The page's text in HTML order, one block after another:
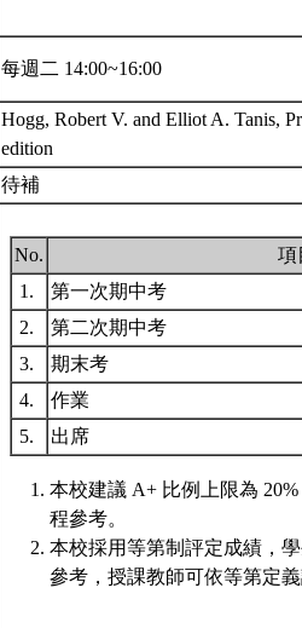
每週二 14:00~16:00
Hogg, Robert V. and Elliot A. Tanis,
edition
待補
No.
項
1.
第一次期中考
2.
第二次期中考
3.
期末考
4.
作業
5.
出席
本校建議 A+ 比例上限為
程參考。
本校採用等第制評定成績，
參考，授課教師可依等第定